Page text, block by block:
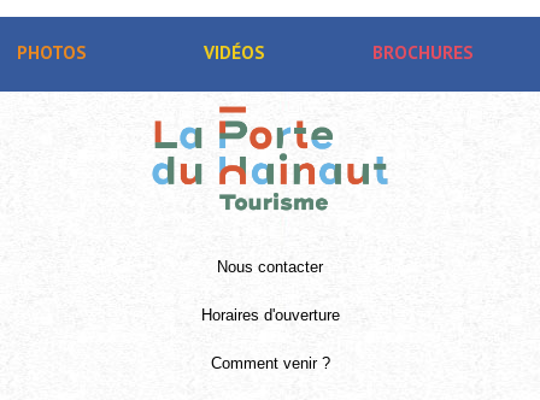
PHOTOS VIDÉOS BROCHURES
Nous contacter
Horaires d'ouverture
Comment venir ?